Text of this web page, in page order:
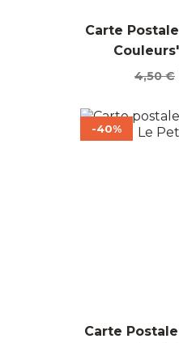
Carte
Prix
base
4,50 €
Carte
-40%